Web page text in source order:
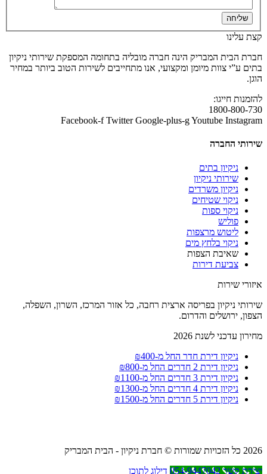
שליחה
קצת עלינו
חברת הבית המבריק הינה חברה מובליה בתחומה המספקת שירותי ניקיון
בתים ע”י צוות מיומן ומקצועי, אנו מתחייבים לשירות הטוב ביותר במחיר
הוגן.
להזמנות חייגו:
1800-800-730
Facebook-f Twitter Google-plus-gYoutube Instagram
שירותי החברה
ניקיון בתים
שירותי ניקיון
ניקיון משרדים
ניקוי שטיחים
ניקוי ספות
פוליש
ליטוש מרצפות
ניקוי בלחץ מים
שאיבת הצפות
צביעת דירות
איזורי שירות
שירותי ניקיון בפריסה ארצית רחבה, כל אזור המרכז, השרון, השפלה,
הצפון, ירושלים והדרום.
מחירון עדכני לשנת 2026
ניקיון דירת חדר החל מ-₪400
ניקיון דירת 2 חדרים החל מ-₪800
ניקיון דירת 3 חדרים החל מ-₪1100
ניקיון דירת 4 חדרים החל מ-₪1300
ניקיון דירת 5 חדרים החל מ-₪1500
2026 כל הזכויות שמורות © חברת ניקיון - הבית המבריק
יצירת קשר 054-9447042
דילוג לתוכן